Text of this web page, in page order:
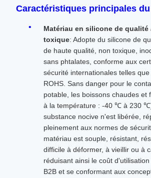
Caractéristiques principales
Matériau en silicone de qualité
toxique: Adopte du silicone de
de haute qualité, non toxique,
sans phtalates, conforme aux
sécurité internationales telles
ROHS. Sans danger pour le
potable, les boissons chaudes et
à la température : -40 ℃ à 230
substance nocive n'est libérée,
pleinement aux normes de
matériau est souple, résistant,
difficile à déformer, à vieillir ou à
réduisant ainsi le coût
B2B et se conformant aux